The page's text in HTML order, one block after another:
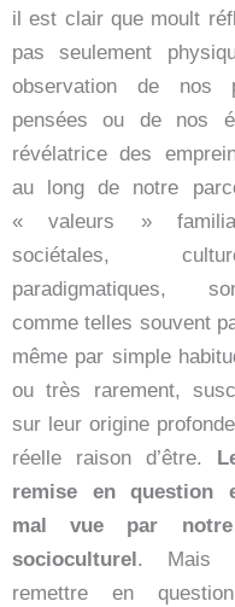
il est clair que moult
pas seulement
observation de nos
pensées ou de nos
révélatrice des
au long de notre
« valeurs »
sociétales,
paradigmatiques,
comme telles souvent
même par simple
ou très rarement,
sur leur origine
réelle raison d’être.
remise en question
mal vue par notre
socioculturel . Mais
remettre en